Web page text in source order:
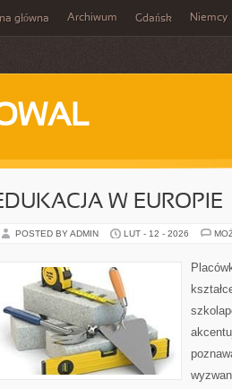
główna Archiwum Gdańsk Niemcy
W EUROPIE
POSTED BY ADMIN LUT - 12 - 2026